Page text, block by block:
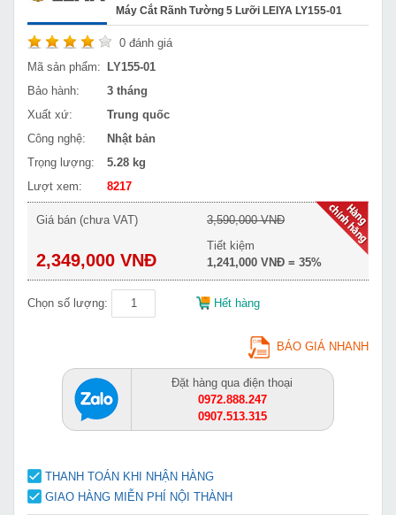
Máy Cắt Rãnh Tường 5 Lưỡi LEIYA LY155-01
0 đánh giá
Mã sản phẩm:
LY155-01
Bảo hành:
3 tháng
Xuất xứ:
Trung quốc
Công nghệ:
Nhật bản
Trọng lượng:
5.28 kg
Lượt xem:
8217
Giá bán (chưa VAT)
2,349,000 VNĐ
3,590,000 VNĐ
Tiết kiệm
1,241,000 VNĐ = 35%
Chọn số lượng: Hết hàng
BÁO GIÁ NHANH
Đặt hàng qua điện thoại
0972.888.247
0907.513.315
THANH TOÁN KHI NHẬN HÀNG
GIAO HÀNG MIỄN PHÍ NỘI THÀNH